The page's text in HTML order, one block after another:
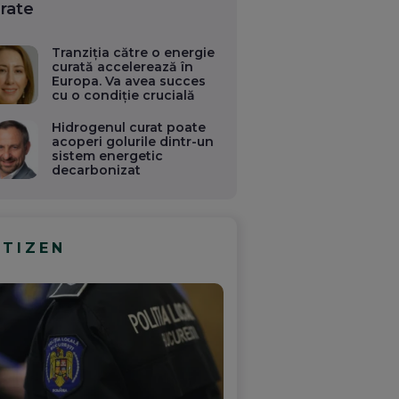
Tranziția către o energie
curată accelerează în
Europa. Va avea succes
cu o condiție crucială
Hidrogenul curat poate
acoperi golurile dintr-un
sistem energetic
decarbonizat